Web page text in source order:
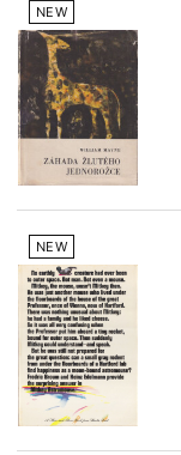
NEW
NEW